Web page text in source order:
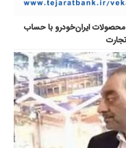
ایران‌خودرو با حساب